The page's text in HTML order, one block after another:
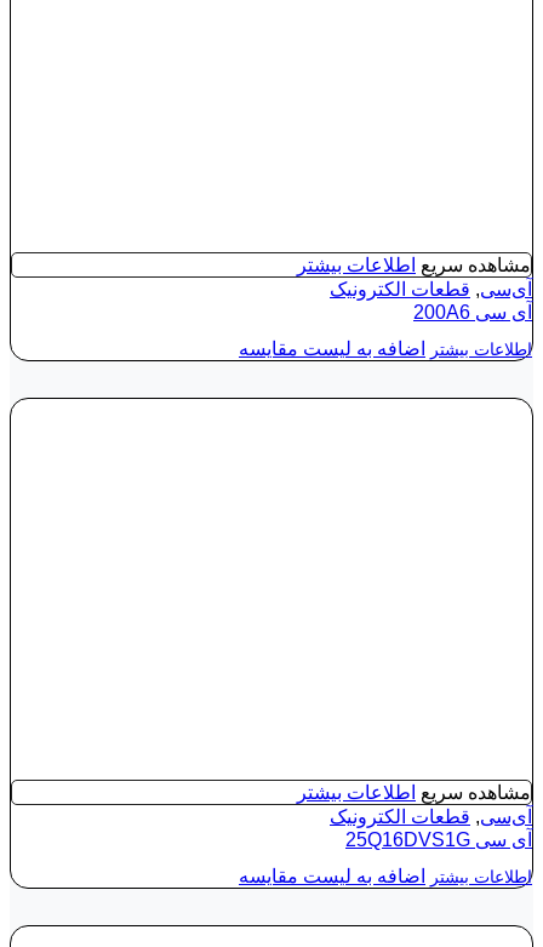
مشاهده سریع اطلاعات بیشتر
آی‌سی, قطعات الکترونیک
آی‌ سی 200A6
اطلاعات بیشتر اضافه به لیست مقایسه
مشاهده سریع اطلاعات بیشتر
آی‌سی, قطعات الکترونیک
آی‌ سی 25Q16DVS1G
اطلاعات بیشتر اضافه به لیست مقایسه